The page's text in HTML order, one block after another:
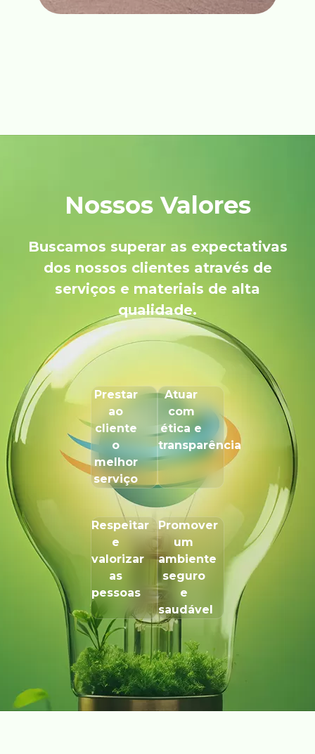
Nossos Valores
Buscamos superar as expectativas
dos nossos clientes através de
serviços e materiais de alta
qualidade.
Prestar
ao
cliente
o
melhor
serviço
Atuar
com
ética e
transparência
Respeitar
e
valorizar
as
pessoas
Promover
um
ambiente
seguro
e
saudável